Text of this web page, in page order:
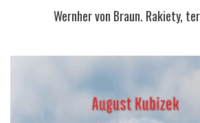
Wernher von Braun. Rakiety,